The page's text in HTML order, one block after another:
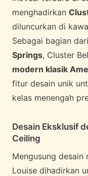
menghadirkan
diluncurkan di
Sebagai bagian
Springs, Cluster
modern klasik
fitur desain unik
kelas menengah
Desain Eksklusif
Ceiling
Mengusung desain
Louise dihadirkan